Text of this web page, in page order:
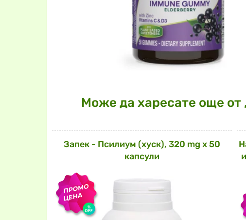
Може да харесате още от
Запек - Псилиум (хуск), 320 mg х 50
капсули